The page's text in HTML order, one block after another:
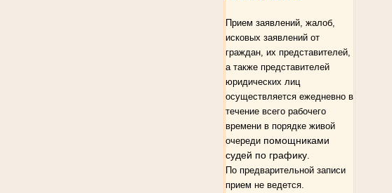
Прием заявлений, жалоб,
исковых заявлений от
граждан, их представителей,
а также представителей
юридических лиц
осуществляется ежедневно в
течение всего рабочего
времени в порядке живой
очереди помощниками
судей по графику
По предварительной записи
прием не ведется.